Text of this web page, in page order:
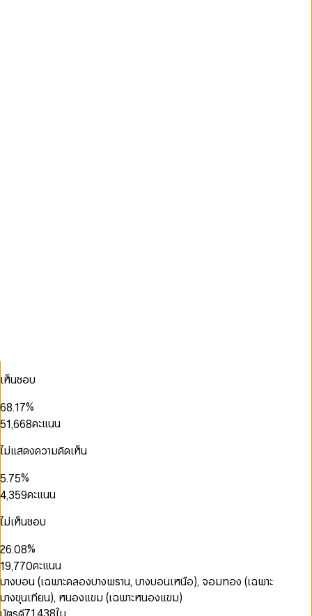
เห็นชอบ
2
4
6
7
8
9
6
8
9
.1
2
3
4
5
6
7
8
5
7
8
9
%
0
2
4
5
7
9
0
1
3
5
6
7
8
9
,
3
5
6
8
3
5
6
8
5
6
7
8คะแนน
ไม่แสดงความคิดเห็น
0
1
3
5
6
7
8
9
.
1
2
3
5
7
8
9
0
1
3
5
6
7
8
9
%
0
1
3
4
6
8
9
,
0
2
3
5
7
8
9
0
2
4
5
7
9
0
2
3
4
5
6
7
8
9คะแนน
ไม่เห็นชอบ
0
2
3
4
5
6
0
1
2
4
6
7
8
9
.0
1
2
3
4
0
2
3
4
6
8
9
%
1
2
3
4
0
2
3
4
5
6
8
9,
0
1
2
3
4
6
7
8
9
0
1
2
3
4
6
7
8
9
0
1
2
3
คะแนน
บางบอน (เฉพาะคลองบางพราน, บางบอนเหนือ), จอมทอง (เฉพาะ
บางขุนเทียน), หนองแขม (เฉพาะหนองแขม)
0
0
1
0
1